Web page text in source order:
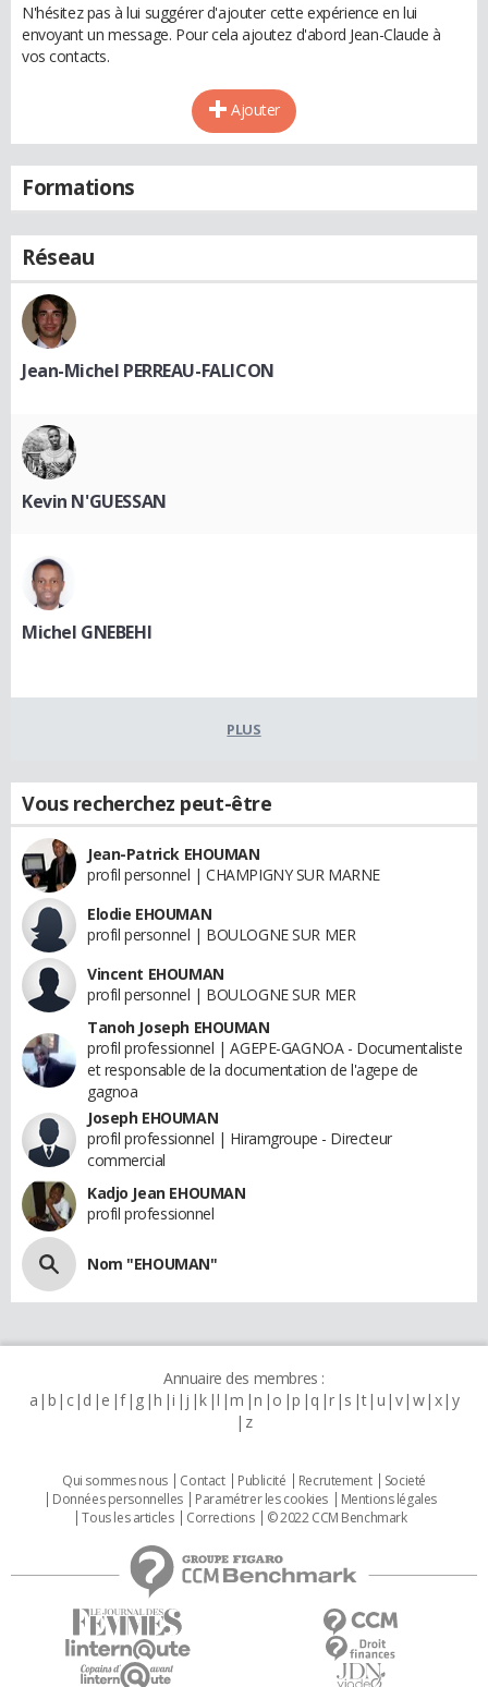
N'hésitez pas à lui suggérer d'ajouter cette expérience en lui
envoyant un message. Pour cela ajoutez d'abord Jean-Claude à
vos contacts.
Ajouter
Formations
Réseau
Jean-Michel PERREAU-FALICON
Kevin N'GUESSAN
Michel GNEBEHI
PLUS
Vous recherchez peut-être
Jean-Patrick EHOUMAN
profil personnel | CHAMPIGNY SUR MARNE
Elodie EHOUMAN
profil personnel | BOULOGNE SUR MER
Vincent EHOUMAN
profil personnel | BOULOGNE SUR MER
Tanoh Joseph EHOUMAN
profil professionnel | AGEPE-GAGNOA - Documentaliste
et responsable de la documentation de l'agepe de
gagnoa
Joseph EHOUMAN
profil professionnel | Hiramgroupe - Directeur
commercial
Kadjo Jean EHOUMAN
profil professionnel
Nom "EHOUMAN"
Annuaire des membres :
a b c d e f g h i j k l m n o p q r s t u v w x y
z
Qui sommes nous Contact Publicité Recrutement
Societé
Données personnelles
Paramétrer les cookies
Mentions légales
Tous les articles
Corrections © 2022 CCM Benchmark